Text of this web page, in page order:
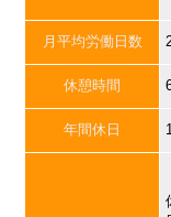
月平均労働日数
休憩時間
年間休日